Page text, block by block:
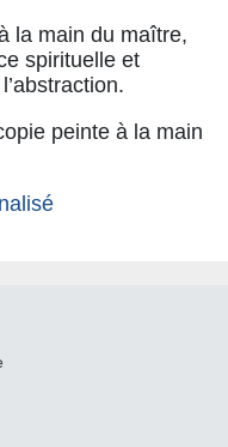
la main du maître,
spirituelle et
peinte à la main